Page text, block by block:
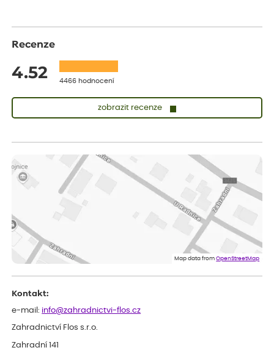
Recenze
4.52 4466 hodnocení
zobrazit recenze
Vše v pořádku, jsem spokojena.
ověřený nákup dnes
Rostlina mi přišla v dobrém stavu, jsem spokojená.
Zuzana
Spokojenost s dodáním kvalitních rostlin
Map data fromOpenStreetMap
Kontakt:
e-mail: info@zahradnictvi-flos.cz
Zahradnictví Flos s.r.o.
Zahradní 141